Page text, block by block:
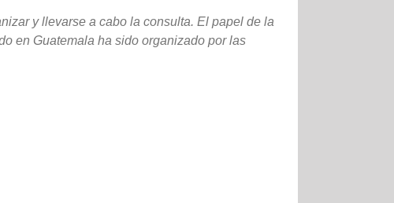
y llevarse a cabo la consulta. El papel de la
en Guatemala ha sido organizado por las